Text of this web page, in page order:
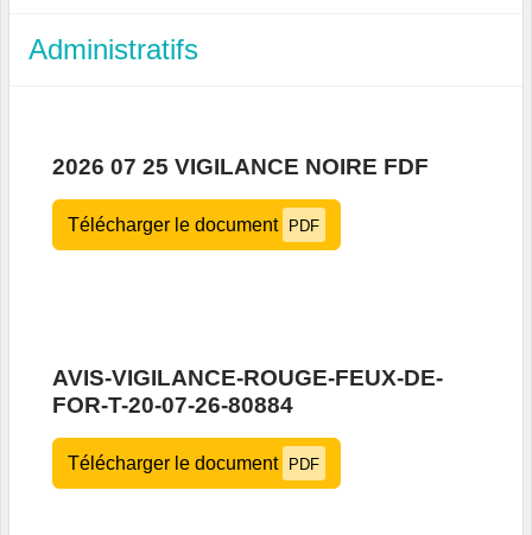
Administratifs
2026 07 25 VIGILANCE NOIRE FDF
Télécharger le document PDF
AVIS-VIGILANCE-ROUGE-FEUX-DE-
FOR-T-20-07-26-80884
Télécharger le document PDF